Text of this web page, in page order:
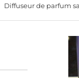
Diffuseur de parfum